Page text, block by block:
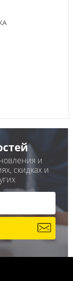
и
скидках и